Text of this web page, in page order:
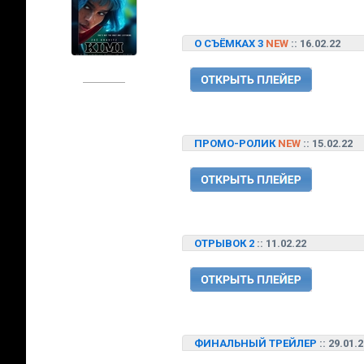
О СЪЁМКАХ 3 NEW :: 16.02.22
ПРОМО-РОЛИК NEW :: 15.02.22
ОТРЫВОК 2 :: 11.02.22
ФИНАЛЬНЫЙ ТРЕЙЛЕР ::